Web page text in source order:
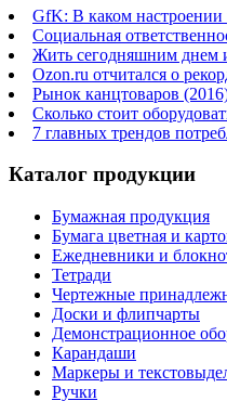
GfK: В каком настроении
Социальная
Жить сегодняшним днем
Ozon.ru отчитался о
Рынок канцтоваров
Сколько стоит
7 главных трендов
Каталог продукции
Бумажная продукция
Бумага цветная и
Ежедневники и
Тетради
Чертежные
Доски и флипчарты
Демонстрационное
Карандаши
Маркеры и
Ручки